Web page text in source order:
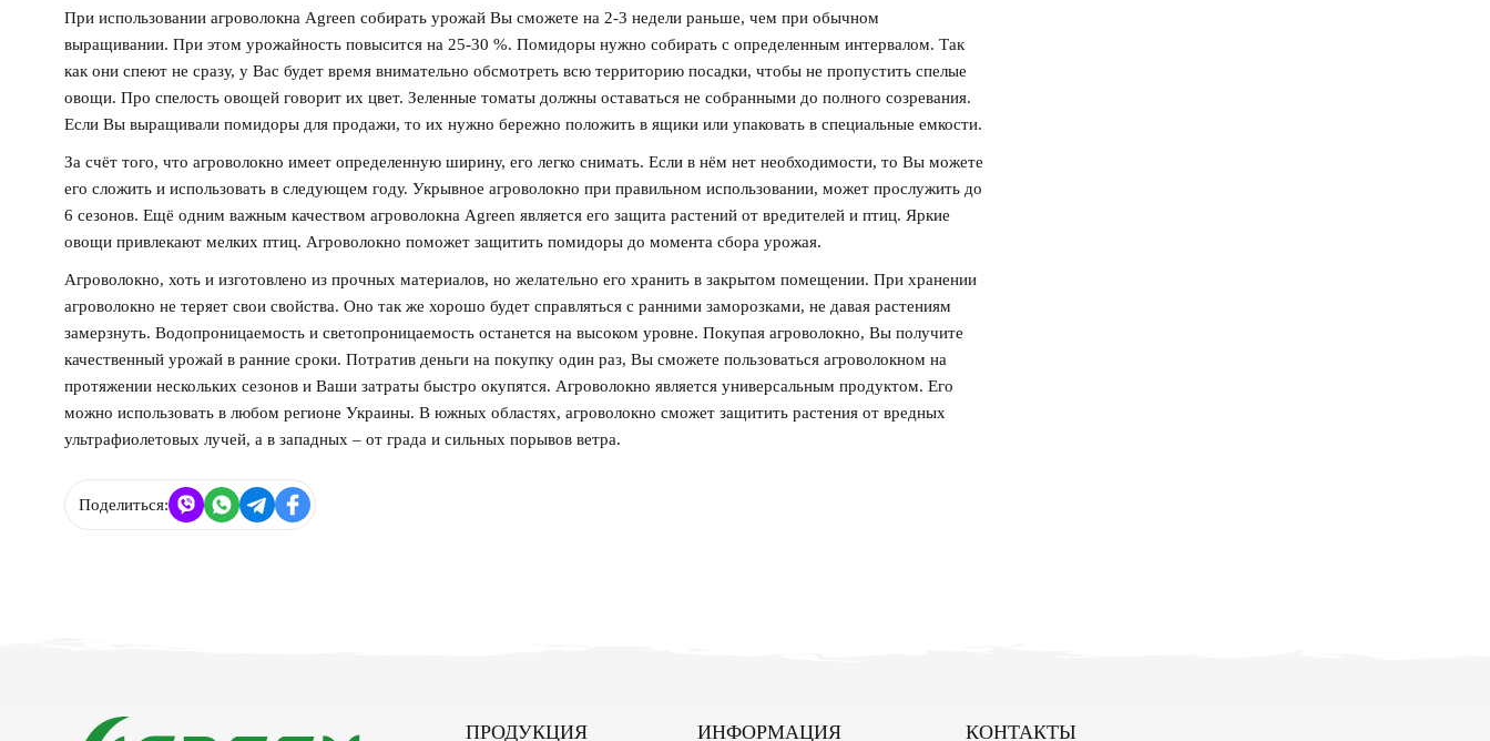
При использовании агроволокна Agreen собирать урожай Вы сможете на 2-3 недели раньше, чем при обычном
выращивании. При этом урожайность повысится на 25-30 %. Помидоры нужно собирать с определенным интервалом. Так
как они спеют не сразу, у Вас будет время внимательно обсмотреть всю территорию посадки, чтобы не пропустить спелые
овощи. Про спелость овощей говорит их цвет. Зеленные томаты должны оставаться не собранными до полного созревания.
Если Вы выращивали помидоры для продажи, то их нужно бережно положить в ящики или упаковать в специальные емкости.
За счёт того, что агроволокно имеет определенную ширину, его легко снимать. Если в нём нет необходимости, то Вы можете
его сложить и использовать в следующем году. Укрывное агроволокно при правильном использовании, может прослужить до
6 сезонов. Ещё одним важным качеством агроволокна Agreen является его защита растений от вредителей и птиц. Яркие
овощи привлекают мелких птиц. Агроволокно поможет защитить помидоры до момента сбора урожая.
Агроволокно, хоть и изготовлено из прочных материалов, но желательно его хранить в закрытом помещении. При хранении
агроволокно не теряет свои свойства. Оно так же хорошо будет справляться с ранними заморозками, не давая растениям
замерзнуть. Водопроницаемость и светопроницаемость останется на высоком уровне. Покупая агроволокно, Вы получите
качественный урожай в ранние сроки. Потратив деньги на покупку один раз, Вы сможете пользоваться агроволокном на
протяжении нескольких сезонов и Ваши затраты быстро окупятся. Агроволокно является универсальным продуктом. Его
можно использовать в любом регионе Украины. В южных областях, агроволокно сможет защитить растения от вредных
ультрафиолетовых лучей, а в западных – от града и сильных порывов ветра.
Поделиться:
ПРОДУКЦИЯ ИНФОРМАЦИЯ КОНТАКТЫ